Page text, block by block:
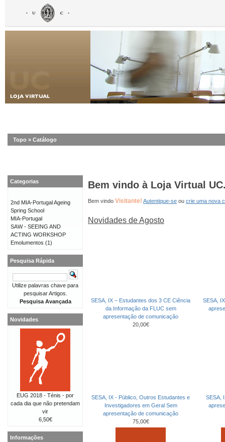
Topo » Catálogo
Bem vindo à Loja Virtual
Bem vindo Visitante! Autentique-se ou crie uma nova
Novidades de Agosto
SESA, IX – Estudantes dos 3 CE Ciência
da Informação da FLUC sem
apresentação de comunicação
20,00€
SESA,
SESA, IX - Público, Outros Estudantes e
Investigadores em Geral Sem
apresentação de comunicação
75,00€
SESA,
Categorias
2nd MIA-Portugal Ageing
Spring School
MIA-Portugal
SAW - SEEING AND
ACTING WORKSHOP
Emolumentos (1)
Pesquisa Rápida
Utilize palavras chave para
pesquisar Artigos.
Pesquisa Avançada
Novidades
EUG 2018 - Ténis - por
cada dia que não pretendam
vir
6,50€
Informações